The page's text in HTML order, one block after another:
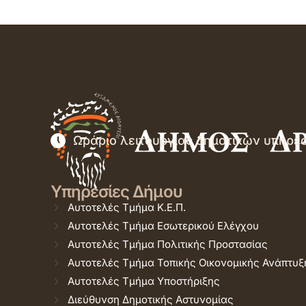
Ωράριο λειτουργίας δημοτικών
Υπηρεσίες Δήμου
Αυτοτελές Τμήμα Κ.Ε.Π.
Αυτοτελές Τμήμα Εσωτερικού Ελέγχου
Αυτοτελές Τμήμα Πολιτικής Προστασίας
Αυτοτελές Τμήμα Τοπικής Οικονομικής
Αυτοτελές Τμήμα Υποστήριξης
Διεύθυνση Δημοτικής Αστυνομίας